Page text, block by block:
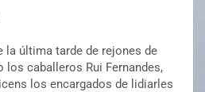
última tarde de rejones de
los caballeros Rui Fernandes,
los encargados de lidiarles